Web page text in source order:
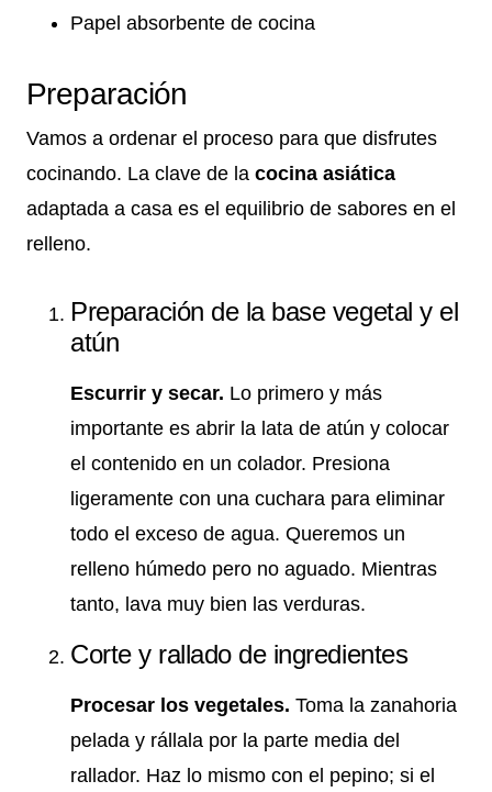
Papel absorbente de cocina
Preparación
Vamos a ordenar el proceso para que disfrutes
cocinando. La clave de la cocina asiática
adaptada a casa es el equilibrio de sabores en el
relleno.
Preparación de la base vegetal y el
atún
Escurrir y secar. Lo primero y más
importante es abrir la lata de atún y colocar
el contenido en un colador. Presiona
ligeramente con una cuchara para eliminar
todo el exceso de agua. Queremos un
relleno húmedo pero no aguado. Mientras
tanto, lava muy bien las verduras.
Corte y rallado de ingredientes
Procesar los vegetales. Toma la zanahoria
pelada y rállala por la parte media del
rallador. Haz lo mismo con el pepino; si el